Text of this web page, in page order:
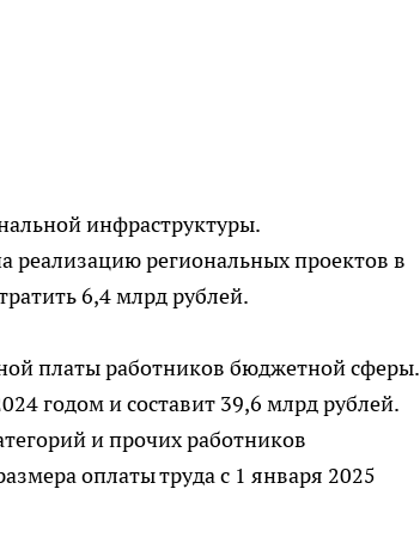
инфраструктуры.
реализацию региональных проектов в
6,4 млрд рублей.
платы работников бюджетной сферы.
годом и составит 39,6 млрд рублей.
и прочих работников
оплаты труда с 1 января 2025